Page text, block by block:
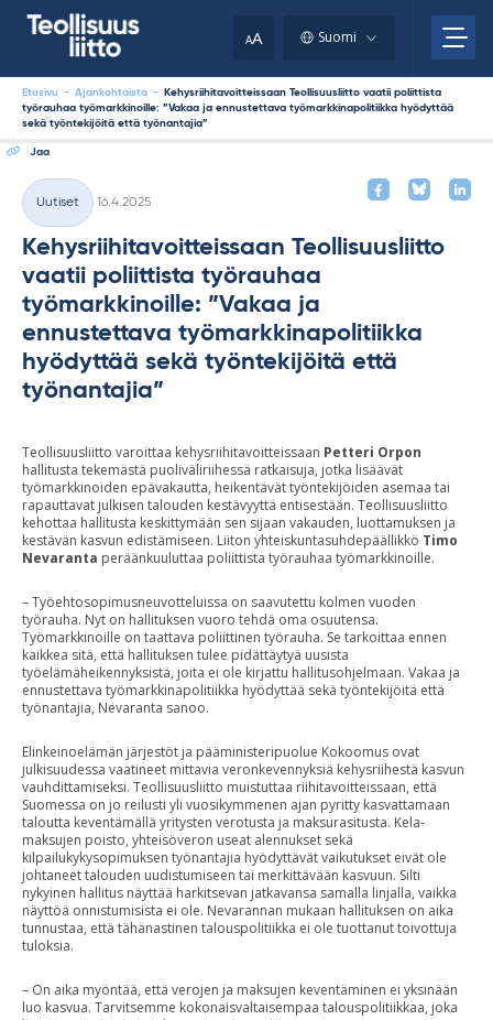
AA Suomi
Etusivu - Ajankohtaista -
Kehysriihitavoitteissaan Teollisuusliitto vaatii poliittista
työrauhaa työmarkkinoille: ”Vakaa ja ennustettava työmarkkinapolitiikka hyödyttää
sekä työntekijöitä että työnantajia”
Jaa
Kategoriat
Uutiset
16.4.2025
Kehysriihitavoitteissaan Teollisuusliitto
vaatii poliittista työrauhaa
työmarkkinoille: ”Vakaa ja
ennustettava työmarkkinapolitiikka
hyödyttää sekä työntekijöitä että
työnantajia”
Teollisuusliitto varoittaa kehysriihitavoitteissaan Petteri Orpon
hallitusta tekemästä puoliväliriihessä ratkaisuja, jotka lisäävät
työmarkkinoiden epävakautta, heikentävät työntekijöiden asemaa tai
rapauttavat julkisen talouden kestävyyttä entisestään. Teollisuusliitto
kehottaa hallitusta keskittymään sen sijaan vakauden, luottamuksen ja
kestävän kasvun edistämiseen. Liiton yhteiskuntasuhdepäällikkö Timo
Nevaranta peräänkuuluttaa poliittista työrauhaa työmarkkinoille.
– Työehtosopimusneuvotteluissa on saavutettu kolmen vuoden
työrauha. Nyt on hallituksen vuoro tehdä oma osuutensa.
Työmarkkinoille on taattava poliittinen työrauha. Se tarkoittaa ennen
kaikkea sitä, että hallituksen tulee pidättäytyä uusista
työelämäheikennyksistä, joita ei ole kirjattu hallitusohjelmaan. Vakaa ja
ennustettava työmarkkinapolitiikka hyödyttää sekä työntekijöitä että
työnantajia, Nevaranta sanoo.
Elinkeinoelämän järjestöt ja pääministeripuolue Kokoomus ovat
julkisuudessa vaatineet mittavia veronkevennyksiä kehysriihestä kasvun
vauhdittamiseksi. Teollisuusliitto muistuttaa riihitavoitteissaan, että
Suomessa on jo reilusti yli vuosikymmenen ajan pyritty kasvattamaan
taloutta keventämällä yritysten verotusta ja maksurasitusta. Kela-
maksujen poisto, yhteisöveron useat alennukset sekä
kilpailukykysopimuksen työnantajia hyödyttävät vaikutukset eivät ole
johtaneet talouden uudistumiseen tai merkittävään kasvuun. Silti
nykyinen hallitus näyttää harkitsevan jatkavansa samalla linjalla, vaikka
näyttöä onnistumisista ei ole. Nevarannan mukaan hallituksen on aika
tunnustaa, että tähänastinen talouspolitiikka ei ole tuottanut toivottuja
tuloksia.
– On aika myöntää, että verojen ja maksujen keventäminen ei yksinään
luo kasvua. Tarvitsemme kokonaisvaltaisempaa talouspolitiikkaa, joka
clipboard.)